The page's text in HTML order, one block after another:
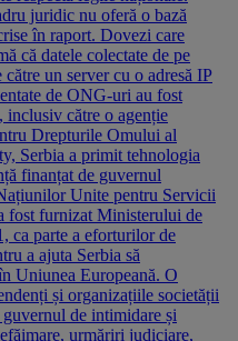
juridic nu oferă o bază
în raport. Dovezi care
că datele colectate de pe
un server cu o adresă IP
de ONG-uri au fost
inclusiv către o agenție
Drepturile Omului al
Serbia a primit tehnologia
finanțat de guvernul
Unite pentru Servicii
fost furnizat Ministerului de
ca parte a eforturilor de
a ajuta Serbia să
Uniunea Europeană. O
și organizațiile societății
de intimidare și
urmăriri judiciare,